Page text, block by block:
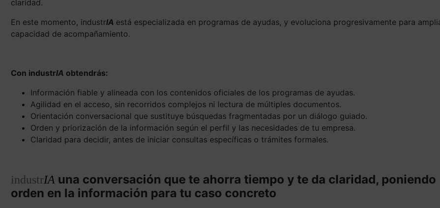
claridad.
En este momento, industrIA está especializada en programas de ayudas, y evoluciona progresivamente para
capacidad de acompañamiento.
Con industrIA obtendrás:
Información fiable y alineada con los contenidos oficiales de los programas de ayudas.
Agilidad en el acceso, sin recorridos complejos ni lectura de múltiples documentos.
Orientación conversacional que sustituye búsquedas fragmentadas por un diálogo guiado.
Orden y priorización de la información según el perfil y las necesidades de tu empresa.
Claridad para decidir, antes de iniciar consultas específicas o trámites formales.
industrIA una conversación que te ahorra tiempo y te da claridad, poniendo
orden en la información para tu caso concreto